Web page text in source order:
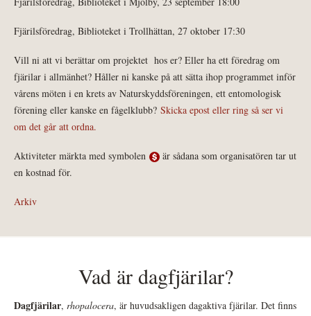
Fjärilsföredrag, Biblioteket i Trollhättan, 27 oktober 17:30
Vill ni att vi berättar om projektet hos er? Eller ha ett föredrag om
fjärilar i allmänhet? Håller ni kanske på att sätta ihop programmet inför
vårens möten i en krets av Naturskyddsföreningen, ett entomologisk
förening eller kanske en fågelklubb? Skicka epost eller ring så ser vi
om det går att ordna.
Aktiviteter märkta med symbolen
är sådana som organisatören tar ut
en kostnad för.
Arkiv
Vad är dagfjärilar?
Dagfjärilar, rhopalocera, är huvudsakligen dagaktiva fjärilar. Det finns